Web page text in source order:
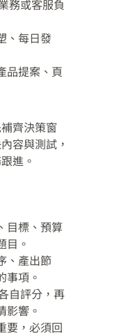
務或客服負
、每日發
品提案、頁
齊決策窗
容與測試，
進。
目標、預算
目。
、產出節
事項。
自評分，再
影響。
要，必須回